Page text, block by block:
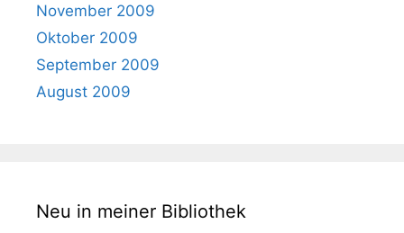
November 2009
Oktober 2009
September 2009
August 2009
Neu in meiner Bibliothek